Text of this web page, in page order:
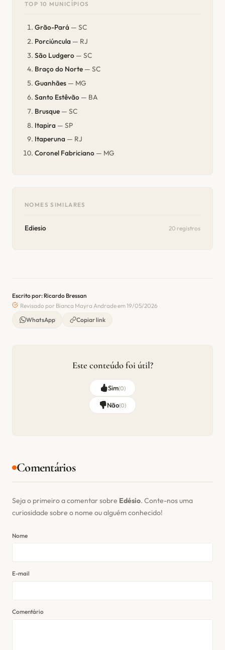
TOP 10 MUNICÍPIOS
Grão-Pará — SC
Porciúncula — RJ
São Ludgero — SC
Braço do Norte — SC
Guanhães — MG
Santo Estêvão — BA
Brusque — SC
Itapira — SP
Itaperuna — RJ
Coronel Fabriciano — MG
NOMES SIMILARES
Ediesio 20 registros
Escrito por: Ricardo Bressan
Revisado por Bianca Mayra Andrade em 19/05/2026
WhatsApp
Copiar link
Este conteúdo foi útil?
Sim(0)
Não(0)
Comentários
Seja o primeiro a comentar sobre Edésio. Conte-nos uma
curiosidade sobre o nome ou alguém conhecido!
Nome
E-mail
Comentário